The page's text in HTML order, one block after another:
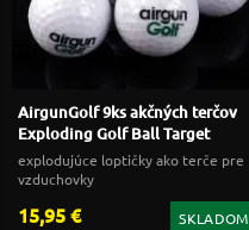
AirgunGolf 9ks akčných terčov
Exploding Golf Ball Target
explodujúce loptičky ako terče pre
vzduchovky
15,95 € SKLADOM